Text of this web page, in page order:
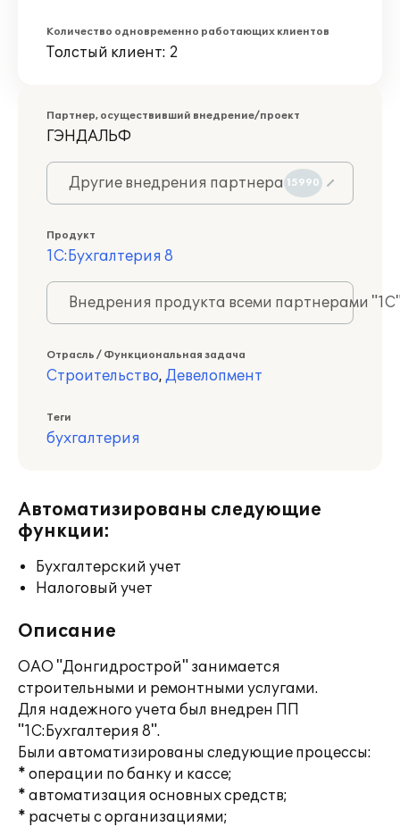
Количество одновременно работающих клиентов
Толстый клиент: 2
Партнер, осуществивший внедрение/проект
ГЭНДАЛЬФ
Другие внедрения партнера 15990
Продукт
1С:Бухгалтерия 8
Внедрения продукта всеми партнерами
Отрасль / Функциональная задача
Строительство, Девелопмент
Теги
бухгалтерия
Автоматизированы следующие
функции:
Бухгалтерский учет
Налоговый учет
Описание
ОАО "Донгидрострой" занимается
строительными и ремонтными услугами.
Для надежного учета был внедрен ПП
"1С:Бухгалтерия 8".
Были автоматизированы следующие процессы:
* операции по банку и кассе;
* автоматизация основных средств;
* расчеты с организациями;